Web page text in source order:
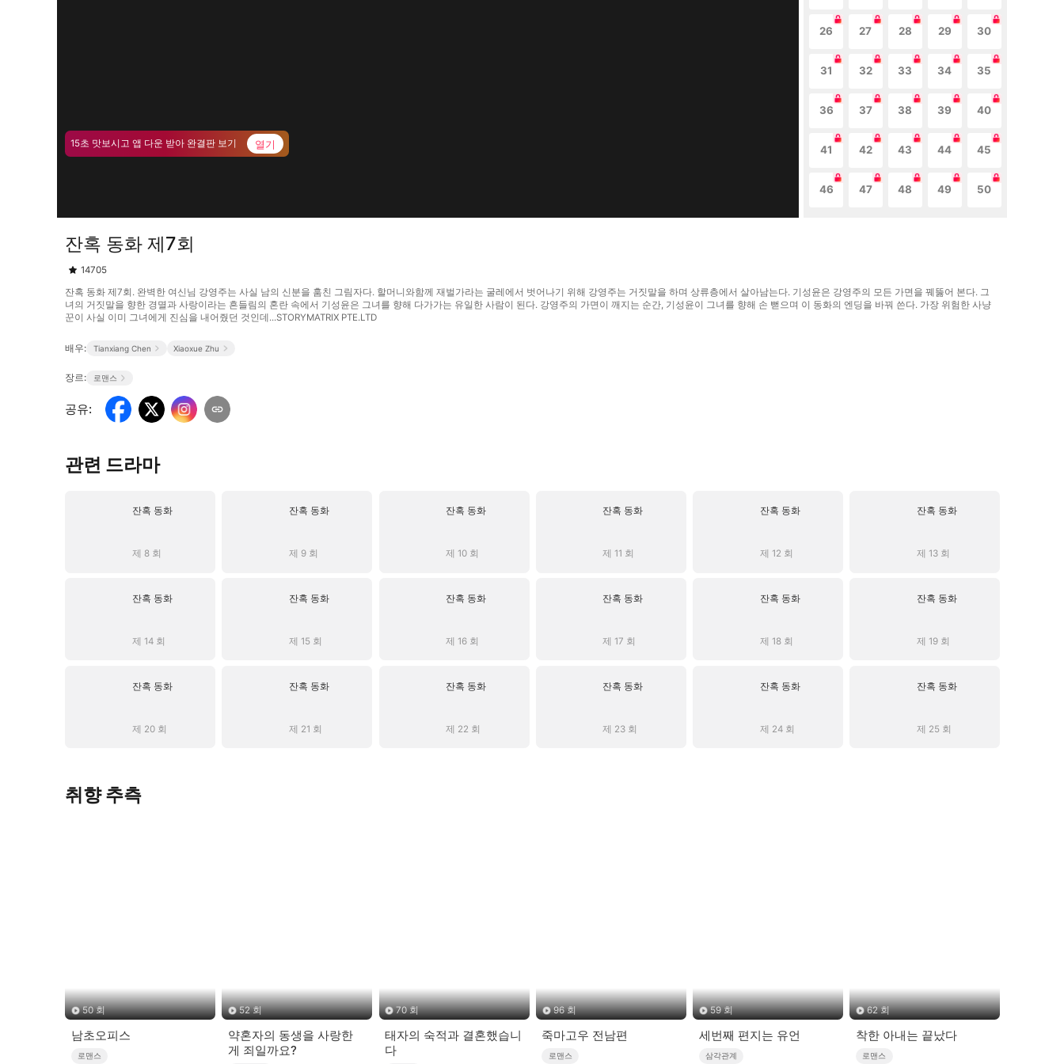
15초 맛보시고 앱 다운 받아 완결판 보기 열기
26 27 28 29 30
31 32 33 34 35
36 37 38 39 40
41 42 43 44 45
46 47 48 49 50
잔혹 동화 제7회
14705
잔혹 동화 제7회. 완벽한 여신님 강영주는 사실 남의 신분을 훔친 그림자다. 할머니와함께 재벌가라는 굴레에서 벗어나기 위해 강영주는 거짓말을 하며 상류층에서 살아남는다. 기성윤은 강영주의 모든 가면을 꿰뚫어 본다. 그
녀의 거짓말을 향한 경멸과 사랑이라는 흔들림의 혼란 속에서 기성윤은 그녀를 향해 다가가는 유일한 사람이 된다. 강영주의 가면이 깨지는 순간, 기성윤이 그녀를 향해 손 뻗으며 이 동화의 엔딩을 바꿔 쓴다. 가장 위험한 사냥
꾼이 사실 이미 그녀에게 진심을 내어줬던 것인데...STORYMATRIX PTE.LTD
배우: Tianxiang Chen Xiaoxue Zhu
장르: 로맨스
공유:
관련 드라마
잔혹 동화
제 8 회
잔혹 동화
제 9 회
잔혹 동화
제 10 회
잔혹 동화
제 11 회
잔혹 동화
제 12 회
잔혹 동화
제 13 회
잔혹 동화
제 14 회
잔혹 동화
제 15 회
잔혹 동화
제 16 회
잔혹 동화
제 17 회
잔혹 동화
제 18 회
잔혹 동화
제 19 회
잔혹 동화
제 20 회
잔혹 동화
제 21 회
잔혹 동화
제 22 회
잔혹 동화
제 23 회
잔혹 동화
제 24 회
잔혹 동화
제 25 회
취향 추측
50 회
남초오피스
로맨스
52 회
약혼자의 동생을 사랑한
게 죄일까요?
70 회
태자의 숙적과 결혼했습니
다
96 회
죽마고우 전남편
로맨스
59 회
세번째 편지는 유언
삼각관계
62 회
착한 아내는 끝났다
로맨스